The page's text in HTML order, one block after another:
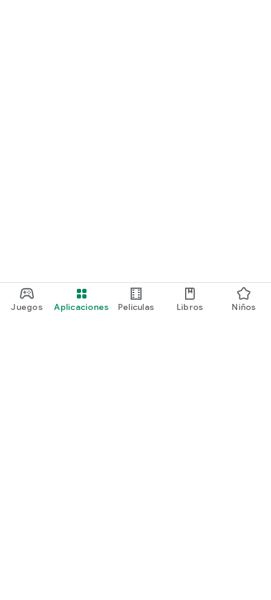
Juegos Aplicaciones Películas Libros Niños